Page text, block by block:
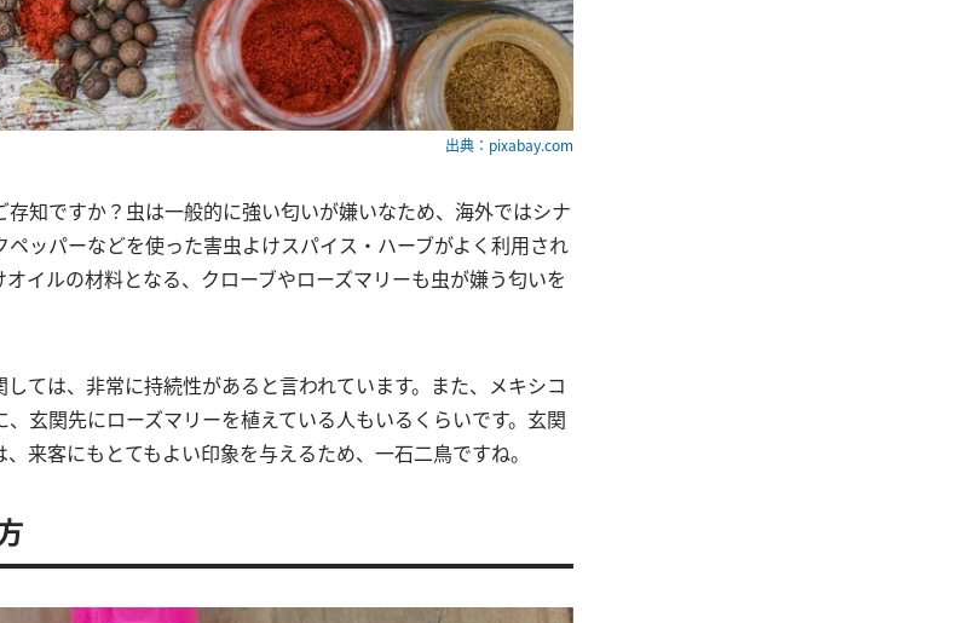
出典：pixabay.com
知ですか？虫は一般的に強い匂いが嫌いなため、海外ではシナ
ッパーなどを使った害虫よけスパイス・ハーブがよく利用され
イルの材料となる、クローブやローズマリーも虫が嫌う匂いを
ては、非常に持続性があると言われています。また、メキシコ
玄関先にローズマリーを植えている人もいるくらいです。玄関
来客にもとてもよい印象を与えるため、一石二鳥ですね。